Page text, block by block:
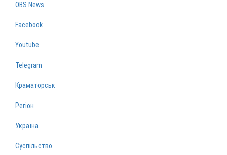
OBS News
Facebook
Youtube
Telegram
Краматорськ
Регіон
Україна
Суспільство